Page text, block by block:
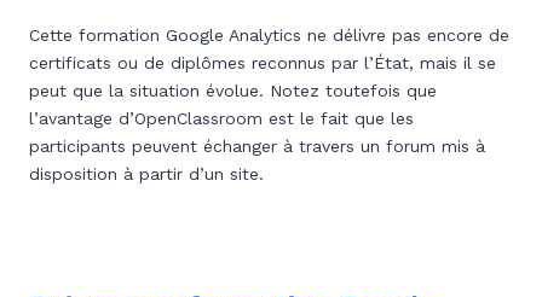
Cette formation Google Analytics ne délivre pas encore de
certificats ou de diplômes reconnus par l’État, mais il se
peut que la situation évolue. Notez toutefois que
l’avantage d’OpenClassroom est le fait que les
participants peuvent échanger à travers un forum mis à
disposition à partir d’un site.